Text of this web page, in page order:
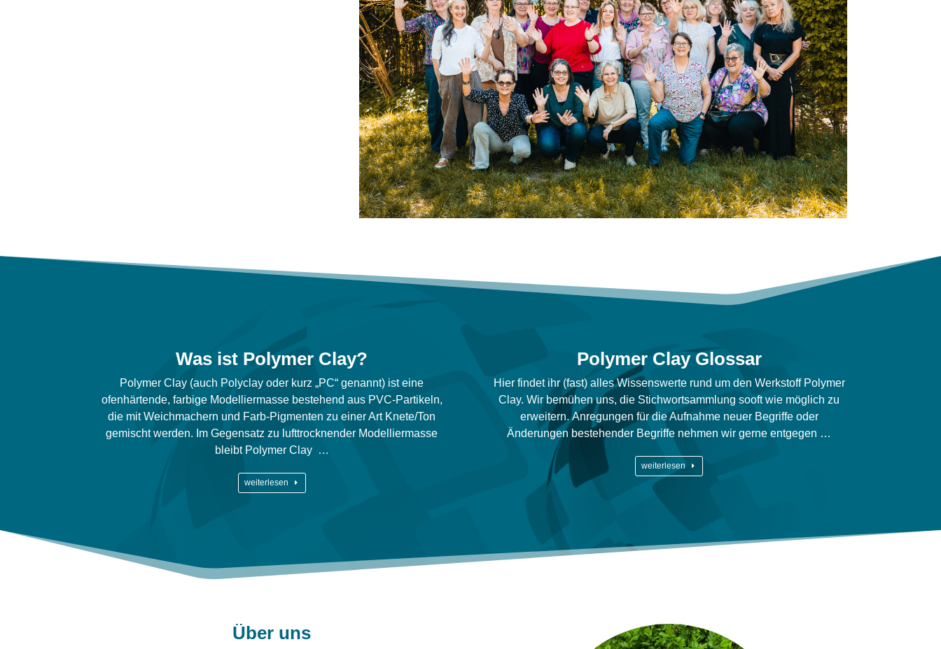
Was ist Polymer Clay?
Polymer Clay (auch Polyclay oder kurz „PC“ genannt) ist eine
ofenhärtende, farbige Modelliermasse bestehend aus PVC-Partikeln,
die mit Weichmachern und Farb-Pigmenten zu einer Art Knete/Ton
gemischt werden. Im Gegensatz zu lufttrocknender Modelliermasse
bleibt Polymer Clay …
weiterlesen
Polymer Clay Glossar
Hier findet ihr (fast) alles Wissenswerte rund um den Werkstoff Polymer
Clay.Wir bemühen uns, die Stichwortsammlung sooft wie möglich zu
erweitern.Anregungen für die Aufnahme neuer Begriffe oder
Änderungen bestehender Begriffe nehmen wir gerne entgegen …
weiterlesen
Über uns